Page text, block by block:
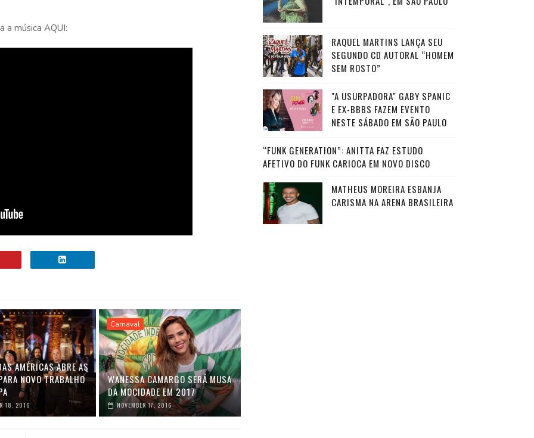
a música AQUI:
AMÉRICAS ABRE AS
NOVO TRABALHO
18, 2016
Carnaval
WANESSA CAMARGO SERÁ MUSA
DA MOCIDADE EM 2017
NOVEMBER 17, 2016
RAQUEL MARTINS LANÇA SEU
SEGUNDO CD AUTORAL “HOMEM
SEM ROSTO”
"A USURPADORA" GABY SPANIC
E EX-BBBS FAZEM EVENTO
NESTE SÁBADO EM SÃO PAULO
“FUNK GENERATION”: ANITTA FAZ ESTUDO
AFETIVO DO FUNK CARIOCA EM NOVO DISCO
MATHEUS MOREIRA ESBANJA
CARISMA NA ARENA BRASILEIRA